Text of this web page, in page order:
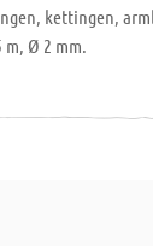
kettingen,
m, Ø 2 mm.